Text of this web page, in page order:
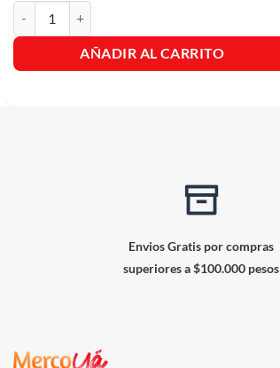
AÑADIR AL CARRITO
Envios Gratis por compras
superiores a $100.000 pesos